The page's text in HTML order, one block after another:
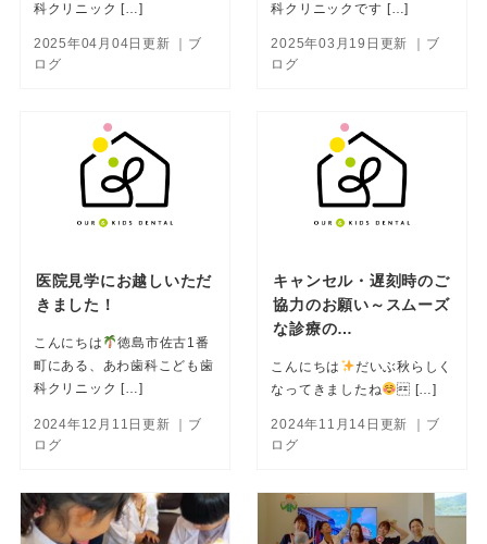
科クリニック […]
2025年04月04日更新
｜ブ
ログ
科クリニックです […]
2025年03月19日更新
｜ブ
ログ
医院見学にお越しいただ
きました！
こんにちは
徳島市佐古1番
町にある、あわ歯科こども歯
科クリニック […]
2024年12月11日更新
｜ブ
ログ
キャンセル・遅刻時のご
協力のお願い～スムーズ
な診療の…
こんにちは
だいぶ秋らしく
なってきましたね
 […]
2024年11月14日更新
｜ブ
ログ